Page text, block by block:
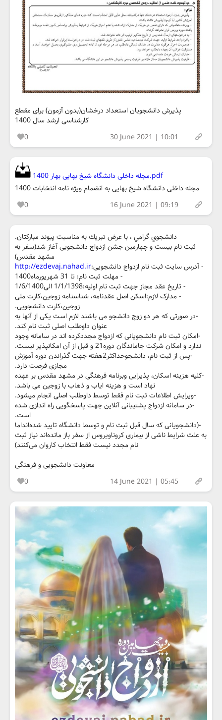
پذیرش دانشجویان استعداد درخشان(بدون آزمون) برای مقطع
کارشناسی ارشد سال 1400
0
30 June 2021 | 10:01
مجله داخلی دانشگاه شیخ بهایی بهار 1400.pdf
مجله داخلی دانشگاه شیخ بهایی به انضمام ویژه نامه انتخابات 1400
0
16 June 2021 | 09:19
دانشجوي گرامي ، با عرض تبريك به مناسبت پيوند مباركتان.
ثبت نام بیست و چهارمین جشن ازدواج دانشجویی آغاز شد(سفر به
مشهد مقدس)
- آدرس سایت ثبت نام ازدواج دانشجویی:http://ezdevaj.nahad.ir
- مهلت ثبت نام: تا 31 شهریورماه1400
- تاریخ عقد مجاز جهت ثبت نام اولیه:1/1/1398 الی1/6/1400
- مدارک لازم:اسکن اصل عقدنامه، شناسنامه زوجین،کارت ملی
زوجین،کارت دانشجویی.
-در صورتی که هر دو زوج دانشجو می باشند لازم است یکی از آنها به
عنوان داوطلب اصلی ثبت نام کند.
-امکان ثبت نام دانشجویانی که ازدواج مجددکرده اند در سامانه وجود
ندارد و امکان شرکت جاماندگان دوره21 و قبل از آن امکانپذیر نیست.
-پس از ثبت نام، دانشجوحداکثر2هفته جهت گذراندن دوره آموزش
مجازی فرصت دارد.
-کلیه هزینه اسکان، پذیرایی وبرنامه فرهنگی در مشهد مقدس بر عهده
نهاد است و هزینه ایاب و ذهاب با زوجین می باشد.
-ویرایش اطلاعات ثبت نام فقط توسط داوطلب اصلی انجام میشود.
-در سامانه ازدواج پشتیبانی آنلاین جهت پاسخگویی راه اندازی شده
است.
-(دانشجویانی که سال قبل ثبت نام و توسط دانشگاه تایید شده‌انداما
به علت شرایط ناشی از بیماری کروناویروس از سفر باز مانده‌اند نیاز ثبت
نام مجدد نیست فقط انتخاب کاروان می‌کنند)
معاونت دانشجویی و فرهنگی
0
14 June 2021 | 05:45